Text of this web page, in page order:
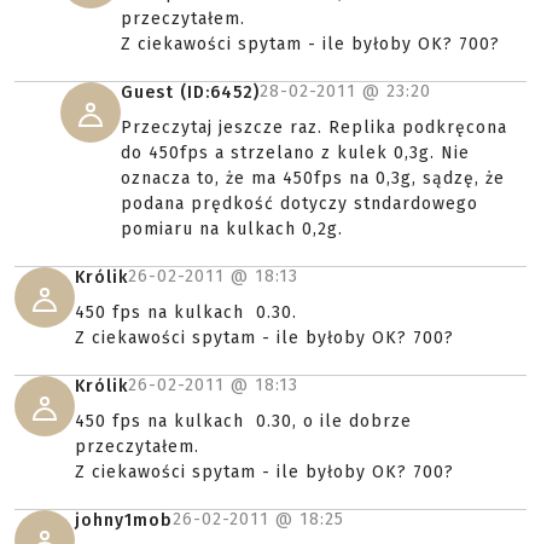
przeczytałem.
Z ciekawości spytam - ile byłoby OK? 700?
Guest (ID:6452)28-02-2011 @ 23:20
Przeczytaj jeszcze raz. Replika podkręcona
do 450fps a strzelano z kulek 0,3g. Nie
oznacza to, że ma 450fps na 0,3g, sądzę, że
podana prędkość dotyczy stndardowego
pomiaru na kulkach 0,2g.
Królik26-02-2011 @ 18:13
450 fps na kulkach 0.30.
Z ciekawości spytam - ile byłoby OK? 700?
Królik26-02-2011 @ 18:13
450 fps na kulkach 0.30, o ile dobrze
przeczytałem.
Z ciekawości spytam - ile byłoby OK? 700?
johny1mob26-02-2011 @ 18:25